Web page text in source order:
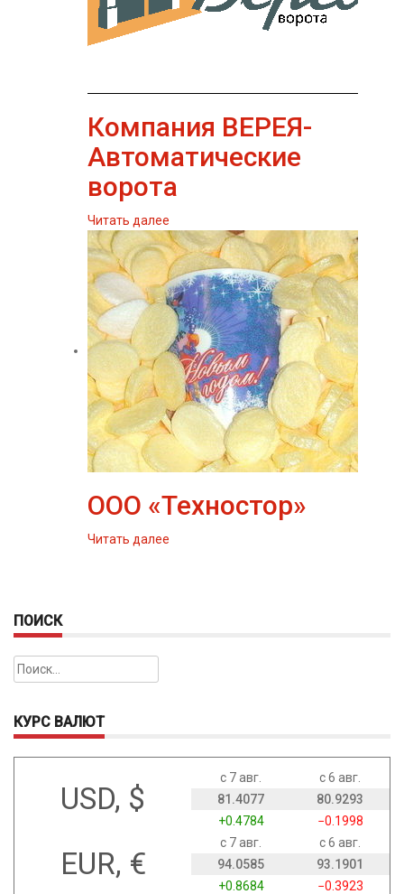
Компания ВЕРЕЯ-
Автоматические
ворота
Читать далее
ООО «Техностор»
Читать далее
ПОИСК
Найти:
КУРС ВАЛЮТ
USD, $
с 7 авг.
с 6 авг.
81.4077
80.9293
+0.4784
−0.1998
EUR, €
с 7 авг.
с 6 авг.
94.0585
93.1901
+0.8684
−0.3923